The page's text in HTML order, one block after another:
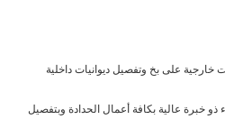
خارجية على بخ وتفصيل ديوانيات داخلية
خبرة عالية بكافة أعمال الحدادة وبتفصيل